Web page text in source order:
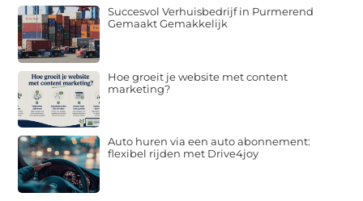
Succesvol Verhuisbedrijf in Purmerend
Gemaakt Gemakkelijk
Hoe groeit je website met content
marketing?
Auto huren via een auto abonnement:
flexibel rijden met Drive4joy